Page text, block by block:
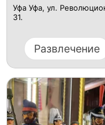
Уфа Уфа, ул.
31.
Развлечение